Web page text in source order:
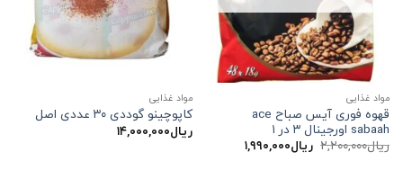
مواد غذایی
قهوه فوری آیس صباح ace
sabaah اورجینال ۳ در ۱
ریال۲,۲۰۰,۰۰۰ قیمت
اصلی:
ریال۱,۹۹۰,۰۰۰قیمت
فعلی:
مواد غذایی
کاپوچینو گوددی ۳۰ عددی اصل
ریال۱۴,۰۰۰,۰۰۰